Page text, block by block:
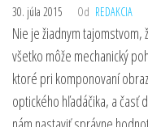
30. júla 2015 Od REDAKCIA
Nie je žiadnym tajomstvom,
všetko môže mechanický
ktoré pri komponovaní
optického hľadáčika, a časť